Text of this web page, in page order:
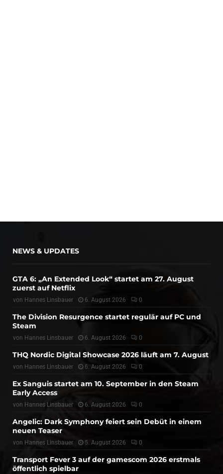
NEWS & UPDATES
GTA 6: „An Extended Look“ startet am 27. August
zuerst auf Netflix
von Hannes Linsbauer 6. August 2026 0
The Division Resurgence startet regulär auf PC und
Steam
von Hannes Linsbauer 6. August 2026 0
THQ Nordic Digital Showcase 2026 läuft am 7. August
von Hannes Linsbauer 6. August 2026 0
Ex Sanguis startet am 10. September in den Steam
Early Access
von Hannes Linsbauer 6. August 2026 0
Angelic: Dark Symphony feiert sein Debüt in einem
neuen Teaser
von Hannes Linsbauer 5. August 2026 0
Transport Fever 3 auf der gamescom 2026 erstmals
öffentlich spielbar